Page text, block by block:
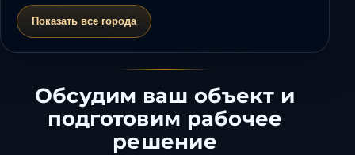
Показать все города
Обсудим ваш объект и
подготовим рабочее
решение